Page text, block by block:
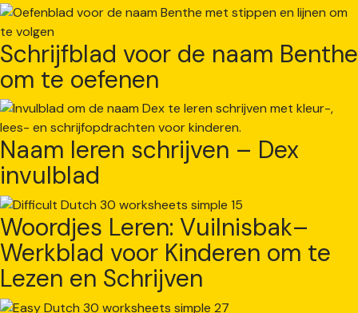
Schrijfblad voor de naam Benthe
om te oefenen
Naam leren schrijven – Dex
invulblad
Woordjes Leren: Vuilnisbak–
Werkblad voor Kinderen om te
Lezen en Schrijven